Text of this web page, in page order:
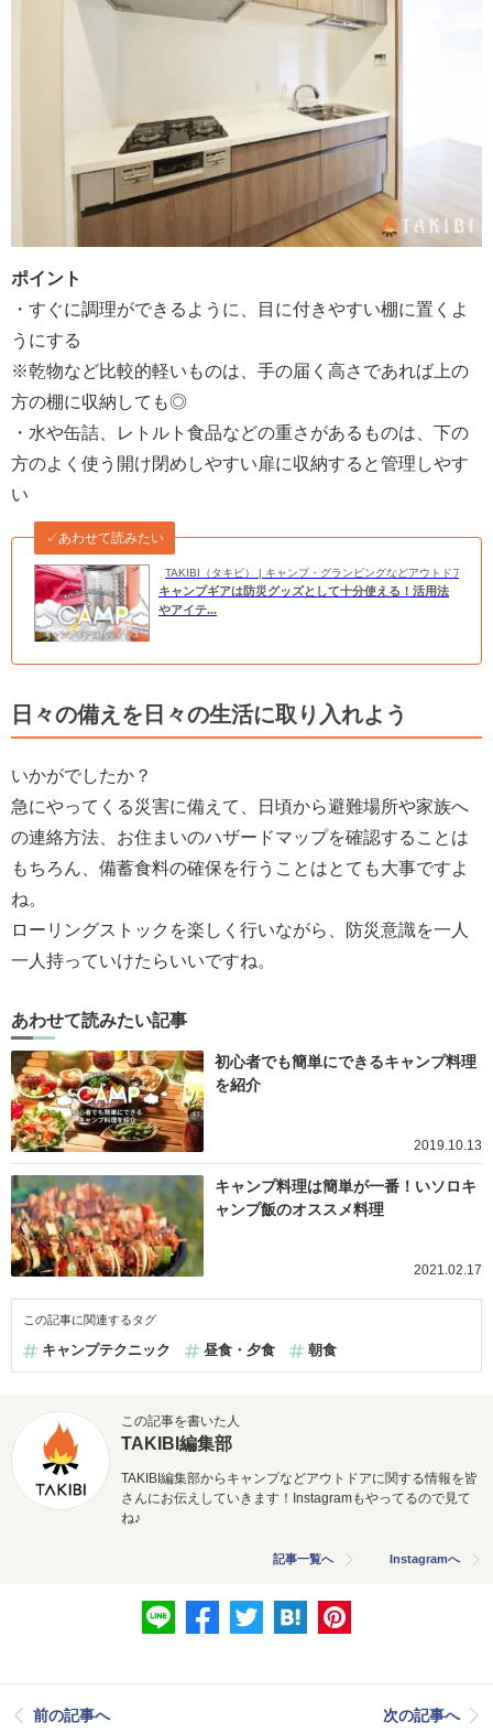
ポイント
・すぐに調理ができるように、目に付きやすい棚に置くよ
うにする
※乾物など比較的軽いものは、手の届く高さであれば上の
方の棚に収納しても◎
・水や缶詰、レトルト食品などの重さがあるものは、下の
方のよく使う開け閉めしやすい扉に収納すると管理しやす
い
TAKIBI（タキビ） | キャンプ・グランピングなどアウトドアの総
✓あわせて読みたい
キャンプギアは防災グッズとして十分使える！活用法
やアイテ...
日々の備えを日々の生活に取り入れよう
いかがでしたか？
急にやってくる災害に備えて、日頃から避難場所や家族へ
の連絡方法、お住まいのハザードマップを確認することは
もちろん、備蓄食料の確保を行うことはとても大事ですよ
ね。
ローリングストックを楽しく行いながら、防災意識を一人
一人持っていけたらいいですね。
あわせて読みたい記事
初心者でも簡単にできるキャンプ料理
を紹介
2019.10.13
キャンプ料理は簡単が一番！いソロキ
ャンプ飯のオススメ料理
2021.02.17
この記事に関連するタグ
キャンプテクニック 昼食・夕食 朝食
この記事を書いた人
TAKIBI編集部
TAKIBI編集部からキャンプなどアウトドアに関する情報を皆
さんにお伝えしていきます！Instagramもやってるので見て
ね♪
記事一覧へ Instagramへ
前の記事へ 次の記事へ